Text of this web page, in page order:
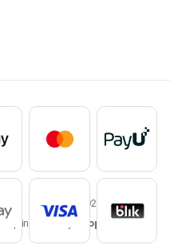
©2026 ABC VISION
Sklep internetowy
Shoper Premium